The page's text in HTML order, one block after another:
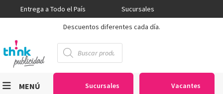
Entrega a Todo el País
Sucursales
Descuentos diferentes cada día.
Búsqueda
de
productos
Sucursales Vacantes
MENÚ